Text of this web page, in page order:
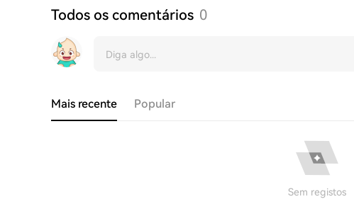
Todos os comentários 0
Mais recente Popular
Sem registos